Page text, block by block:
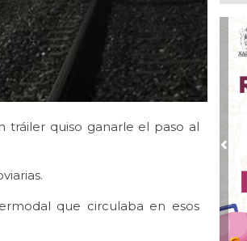
tráiler quiso ganarle el paso al
que circulaba en esos
Ana